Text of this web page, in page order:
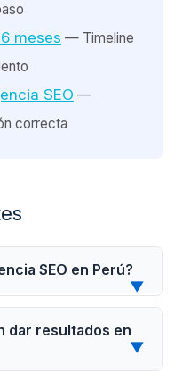
meses — Timeline
SEO —
correcta
SEO en Perú?
▼
dar resultados en
▼